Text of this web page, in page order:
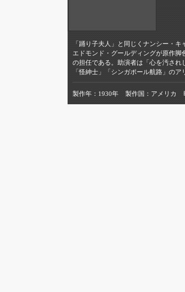
「踊り子夫人」と同じくナンシー・
エドモンド・グールディングが原作
の担任である。助演者は「心を汚さ
「怪紳士」「シンガポール航路」の
製作年 1930年 製作国 アメリカ